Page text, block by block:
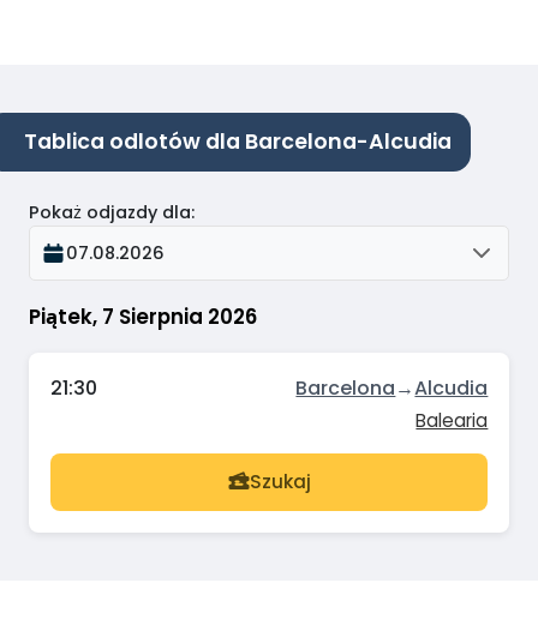
Tablica odlotów dla Barcelona-Alcudia
Piątek, 7 Sierpnia 2026
Pokaż odjazdy dla:
07.08.2026
21:30 Barcelona→Alcudia
Balearia
Szukaj